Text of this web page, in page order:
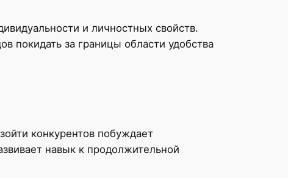
и личностных свойств.
покидать за границы области удобства
конкурентов побуждает
навык к продолжительной